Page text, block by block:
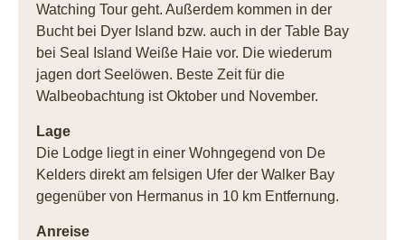
Watching Tour geht. Außerdem kommen in der
Bucht bei Dyer Island bzw. auch in der Table Bay
bei Seal Island Weiße Haie vor. Die wiederum
jagen dort Seelöwen. Beste Zeit für die
Walbeobachtung ist Oktober und November.
Lage
Die Lodge liegt in einer Wohngegend von De
Kelders direkt am felsigen Ufer der Walker Bay
gegenüber von Hermanus in 10 km Entfernung.
Anreise